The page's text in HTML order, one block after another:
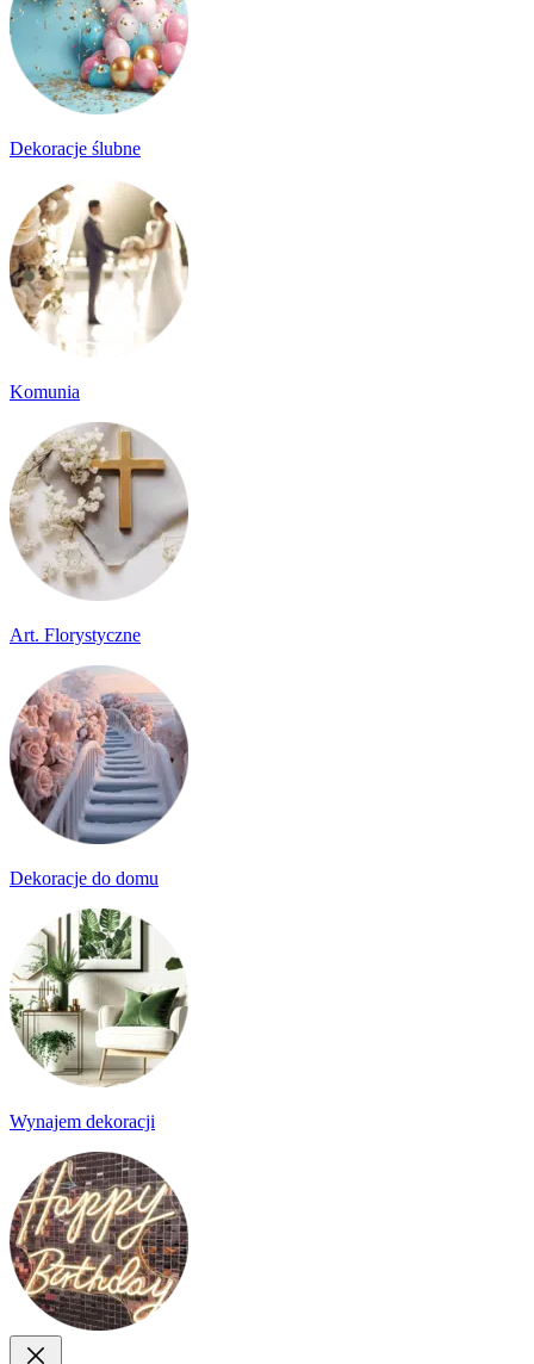
Dekoracje ślubne
Komunia
Art. Florystyczne
Dekoracje do domu
Wynajem dekoracji